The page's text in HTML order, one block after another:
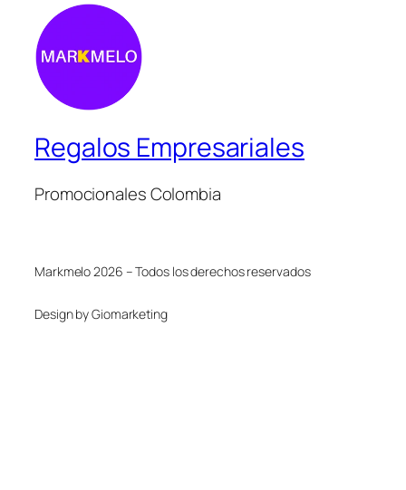
Regalos Empresariales
Promocionales Colombia
Markmelo 2026 – Todos los derechos reservados
Design by Giomarketing